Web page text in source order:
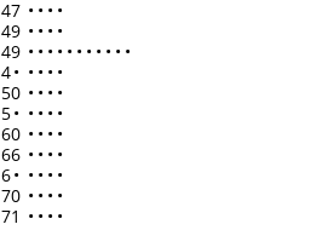
47 • • • •
49 • • • •
49 • • • • • • • • • • •
4• • • • •
50 • • • •
5• • • • •
60 • • • •
66 • • • •
6• • • • •
70 • • • •
71 • • • •